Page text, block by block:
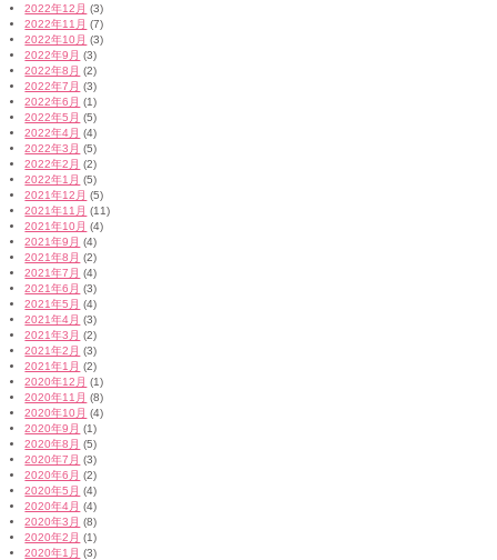
2022年12月 (3)
2022年11月 (7)
2022年10月 (3)
2022年9月 (3)
2022年8月 (2)
2022年7月 (3)
2022年6月 (1)
2022年5月 (5)
2022年4月 (4)
2022年3月 (5)
2022年2月 (2)
2022年1月 (5)
2021年12月 (5)
2021年11月 (11)
2021年10月 (4)
2021年9月 (4)
2021年8月 (2)
2021年7月 (4)
2021年6月 (3)
2021年5月 (4)
2021年4月 (3)
2021年3月 (2)
2021年2月 (3)
2021年1月 (2)
2020年12月 (1)
2020年11月 (8)
2020年10月 (4)
2020年9月 (1)
2020年8月 (5)
2020年7月 (3)
2020年6月 (2)
2020年5月 (4)
2020年4月 (4)
2020年3月 (8)
2020年2月 (1)
2020年1月 (3)